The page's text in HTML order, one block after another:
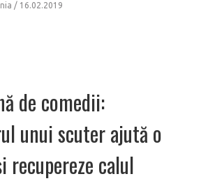
/ 16.02.2019
de comedii:
unui scuter ajută o
recupereze calul